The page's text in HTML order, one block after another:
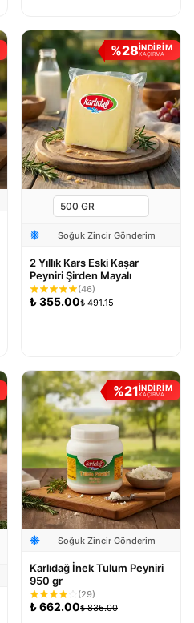
%28İNDİRİM
KAÇIRMA
Soğuk Zincir Gönderim
2 Yıllık Kars Eski Kaşar
Peyniri Şirden Mayalı
(46)
₺355.00₺ 491.15
%21İNDİRİM
KAÇIRMA
Soğuk Zincir Gönderim
Karlıdağ İnek Tulum Peyniri
950 gr
(29)
₺662.00₺ 835.00